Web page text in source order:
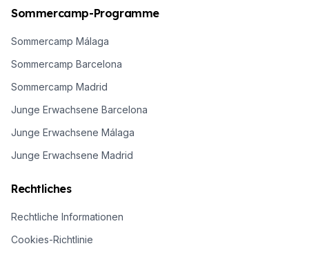
Kontaktlinsenmittel
Sommercamp-Programme
Sommercamp Málaga
Sommercamp Barcelona
Sommercamp Madrid
Junge Erwachsene Barcelona
Junge Erwachsene Málaga
Junge Erwachsene Madrid
Rechtliches
Rechtliche Informationen
Cookies-Richtlinie